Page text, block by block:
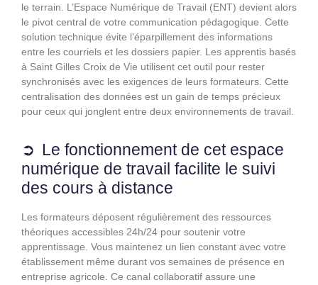
le terrain. L’Espace Numérique de Travail (ENT) devient alors
le pivot central de votre communication pédagogique. Cette
solution technique évite l’éparpillement des informations
entre les courriels et les dossiers papier. Les apprentis basés
à Saint Gilles Croix de Vie utilisent cet outil pour rester
synchronisés avec les exigences de leurs formateurs. Cette
centralisation des données est un gain de temps précieux
pour ceux qui jonglent entre deux environnements de travail.
Le fonctionnement de cet espace
numérique de travail facilite le suivi
des cours à distance
Les formateurs déposent régulièrement des ressources
théoriques accessibles 24h/24 pour soutenir votre
apprentissage. Vous maintenez un lien constant avec votre
établissement même durant vos semaines de présence en
entreprise agricole. Ce canal collaboratif assure une